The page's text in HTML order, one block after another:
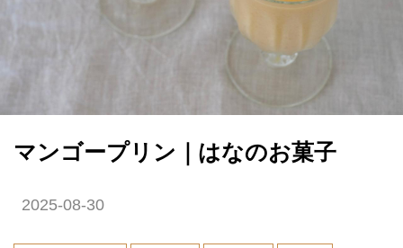
マンゴープリン｜はなのお菓子
2025-08-30